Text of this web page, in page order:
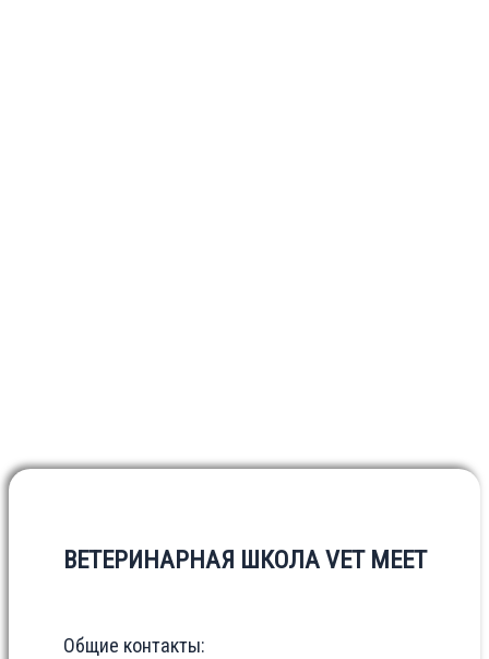
ВЕТЕРИНАРНАЯ ШКОЛА VET MEET
Общие контакты: